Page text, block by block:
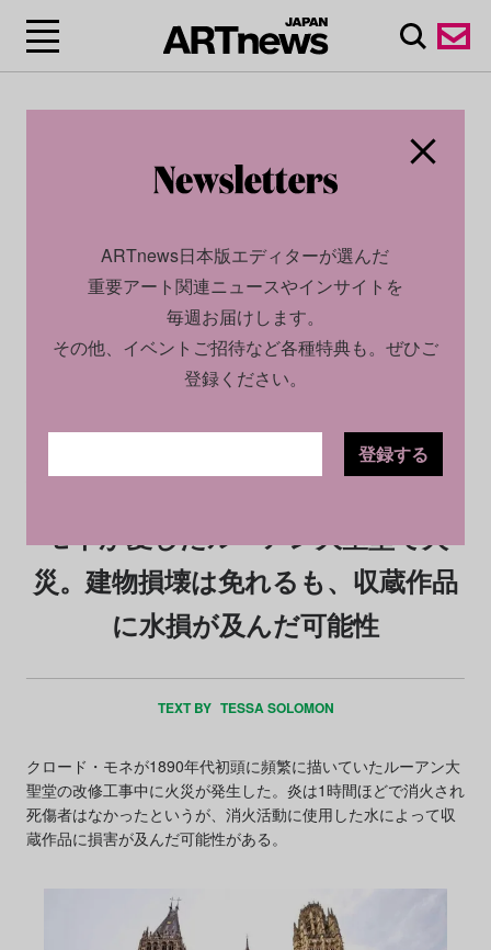
2024.07.12
モネが愛したルーアン大聖堂で火
災。建物損壊は免れるも、収蔵作品
に水損が及んだ可能性
TEXT BY TESSA SOLOMON
クロード・モネが1890年代初頭に頻繁に描いていたルーアン大
聖堂の改修工事中に火災が発生した。炎は1時間ほどで消火され
死傷者はなかったというが、消火活動に使用した水によって収
蔵作品に損害が及んだ可能性がある。
ARTnews日本版エディターが選んだ
重要アート関連ニュースやインサイトを
毎週お届けします。
その他、イベントご招待など各種特典も。ぜひご
登録ください。
登録する